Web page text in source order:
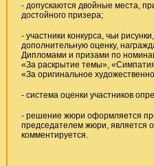
- допускаются двойные места,
достойного призера;
- участники конкурса, чьи
дополнительную оценку,
Дипломами и призами по
«За раскрытие темы»,
«За оригинальное
- система оценки участников
- решение жюри оформляется
председателем жюри, является
комментируется.